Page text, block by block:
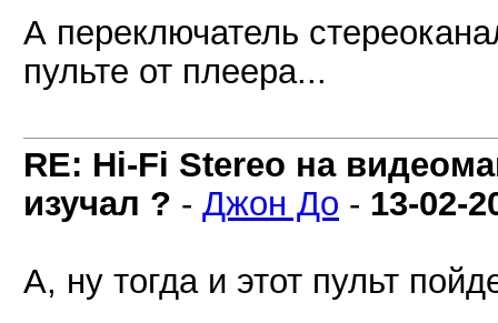
А переключатель
пульте от плеера...
RE: Hi-Fi Stereo на
изучал ? - Джон До - 13-02-
А, ну тогда и этот пульт